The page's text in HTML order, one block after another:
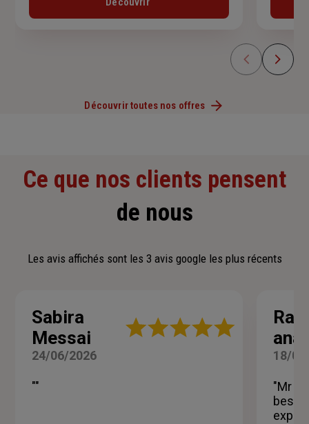
Découvrir toutes nos offres
Ce que nos clients pensent
de nous
Les avis affichés sont les 3 avis google les plus récents
Sabira
Messai
Note
24/06/2026
""
ana
18/
"Mr